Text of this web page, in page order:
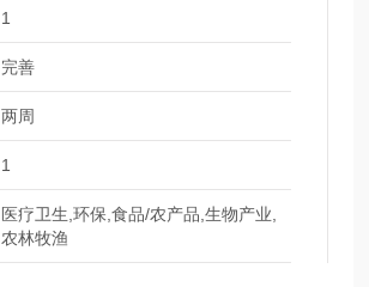
1
完善
两周
1
医疗卫生,环保,食品/农产品,生物产业,
农林牧渔